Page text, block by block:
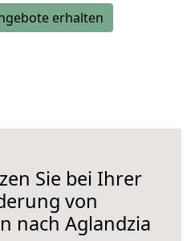
erhalten
Sie bei Ihrer
von
nach Aglandzia